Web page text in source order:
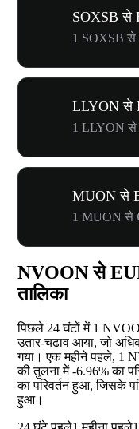
SOXSB से
1 SOXSB से
LLYON से
1 LLYON से
MUON से
1 MUON से
NVOON से
तालिका
पिछले 24 घंटों में 1
उतार-चढ़ाव आया, जो
गया। एक महीने पहले, 1
की तुलना में-6.96%का
का परिवर्तन हुआ, जिसके
हुआ।